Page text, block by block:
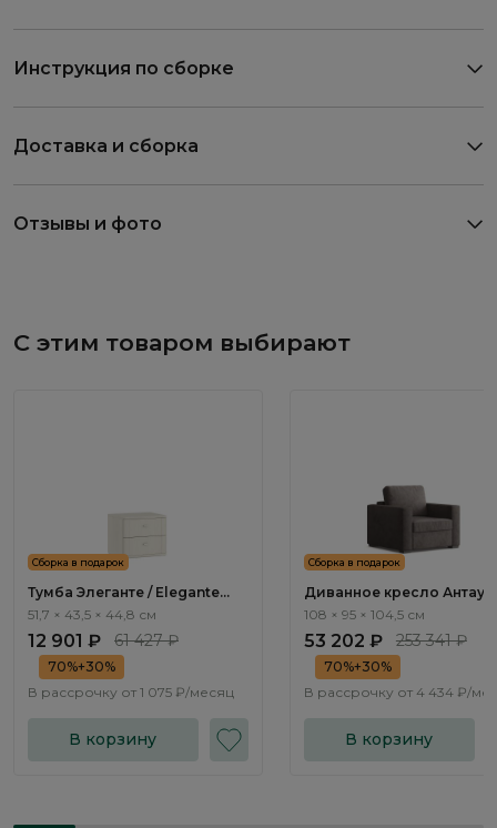
Инструкция по сборке
Доставка и сборка
Отзывы и фото
С этим товаром выбирают
Сборка в подарок
Тумба Элеганте / Elegante
LE5501.1
51,7 × 43,5 × 44,8 см
12 901 ₽ 61 427 ₽
70%+30%
В рассрочку от 1 075 ₽/месяц
В корзину
Сборка в подарок
Диванное кресло Антау /
Antau ММ111.12
108 × 95 × 104,5 см
53 202 ₽ 253 341 ₽
70%+30%
В рассрочку от 4 434 ₽/
В корзину